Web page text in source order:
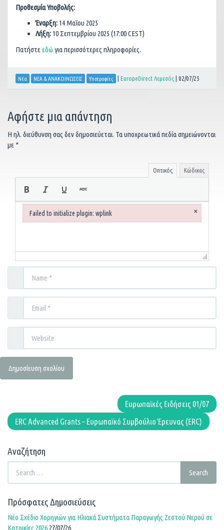
Προθεσμία Υποβολής:
Έναρξη: 14 Μαΐου 2025
Λήξη: 10 Σεπτεμβρίου 2025 (17:00 CEST)
Πατήστε εδώ για περισσότερες πληροφορίες.
Νέα ΝΕΑ & ΑΝΑΚΟΙΝΩΣΕΙΣ Υποτροφίες EuropeDirect Λεμεσός 02/07/25
Αφήστε μια απάντηση
Η ηλ. διεύθυνση σας δεν δημοσιεύεται. Τα υποχρεωτικά πεδία σημειώνονται
με *
Οπτικός Κώδικας
Ευρωπαϊκές Ειδήσεις 01/07
ERC Advanced Grants – Ευρωπαϊκό Συμβούλιο Έρευνας (ERC)
Αναζήτηση
Search
Search
Πρόσφατες Δημοσιεύσεις
Νέο Σχέδιο Χορηγιών για Ηλιακά Συστήματα Παραγωγής Ζεστού Νερού σε
Κατοικίες 2026 27/07/26
Failed to initialize plugin: wplink ×
Failed to initialize plugin: wplink